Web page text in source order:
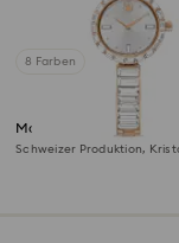
8 Farben
Matrix bangle Uhr
Schweizer Produktion,